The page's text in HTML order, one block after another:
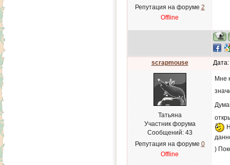
Репутация на форуме 2
Offline
scrapmouse
Татьяна
Участник форума
Сообщений: 43
Репутация на форуме 0
Offline
Мне
)